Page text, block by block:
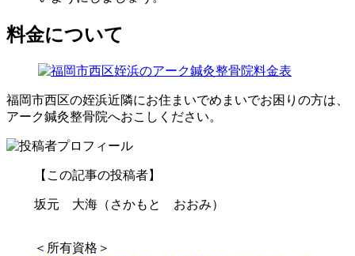
料金について
福岡市西区の姪浜近隣にお住まいでめまいでお困りの方は、
アーク鍼灸整骨院へおこしください。
【この記事の投稿者】
坂元 大海（さかもと おおみ）
＜所有資格＞